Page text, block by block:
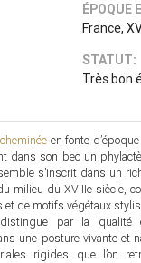
ÉPOQUE
France,
STATUT:
Très bon
en fonte
dans son bec un
s’inscrit dans un
milieu du XVIIIe siècle,
et de motifs végétaux
par la qualité
une posture vivante et
rigides que l’on